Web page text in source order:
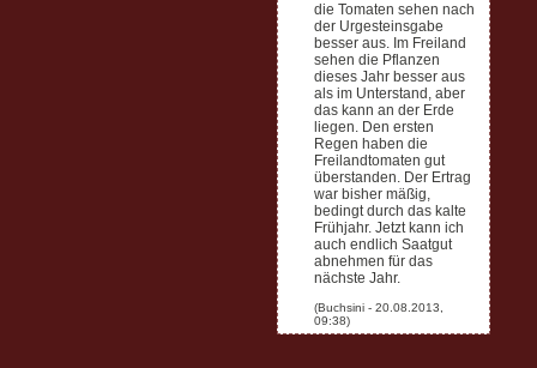
die Tomaten sehen nach
der Urgesteinsgabe
besser aus. Im Freiland
sehen die Pflanzen
dieses Jahr besser aus
als im Unterstand, aber
das kann an der Erde
liegen. Den ersten
Regen haben die
Freilandtomaten gut
überstanden. Der Ertrag
war bisher mäßig,
bedingt durch das kalte
Frühjahr. Jetzt kann ich
auch endlich Saatgut
abnehmen für das
nächste Jahr.